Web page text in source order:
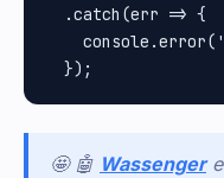
  .catch(err => {
🤩 🤖 Wassenger